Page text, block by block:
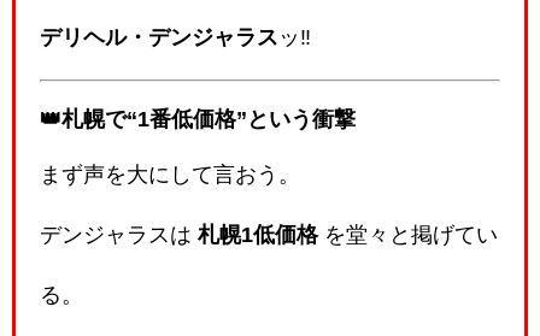
デリヘル・デンジャラス ッ‼️
👑札幌で“1番低価格”という衝撃
まず声を大にして言おう。
デンジャラスは 札幌1低価格を堂々と掲げてい
る。